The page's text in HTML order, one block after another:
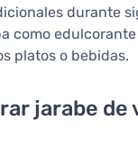
durante
como
platos o bebidas.
jarabe de